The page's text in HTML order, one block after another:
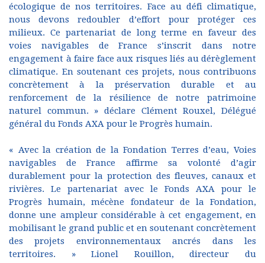
écologique de nos territoires. Face au défi climatique,
nous devons redoubler d’effort pour protéger ces
milieux. Ce partenariat de long terme en faveur des
voies navigables de France s’inscrit dans notre
engagement à faire face aux risques liés au dérèglement
climatique. En soutenant ces projets, nous contribuons
concrètement à la préservation durable et au
renforcement de la résilience de notre patrimoine
naturel commun. » déclare Clément Rouxel, Délégué
général du Fonds AXA pour le Progrès humain.
« Avec la création de la Fondation Terres d’eau, Voies
navigables de France affirme sa volonté d’agir
durablement pour la protection des fleuves, canaux et
rivières. Le partenariat avec le Fonds AXA pour le
Progrès humain, mécène fondateur de la Fondation,
donne une ampleur considérable à cet engagement, en
mobilisant le grand public et en soutenant concrètement
des projets environnementaux ancrés dans les
territoires. » Lionel Rouillon, directeur du